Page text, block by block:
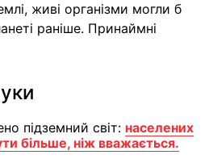
живі організми могли б
раніше. Принаймні
підземний світ: населених
більше, ніж вважається.